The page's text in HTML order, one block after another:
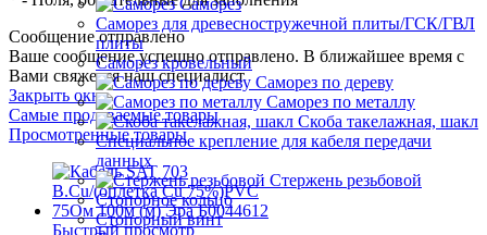
Саморез
Саморез для древесностружечной плиты/ГСК/ГВЛ
плиты
Саморез кровельный
Саморез по дереву
Саморез по металлу
Скоба такелажная, шакл
Специальное крепление для кабеля передачи
данных
Стержень резьбовой
Стопорное кольцо
Стопорный винт
Сообщение отправлено
Ваше сообщение успешно отправлено. В ближайшее время с
Вами свяжется наш специалист
Закрыть окно
Самые продаваемые товары
Просмотренные товары
Быстрый просмотр